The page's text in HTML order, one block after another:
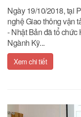
Ngày 19/10/2018, tại
nghệ Giao thông vận
- Nhật Bản đã tổ
Ngành Kỹ...
Xem chi tiết